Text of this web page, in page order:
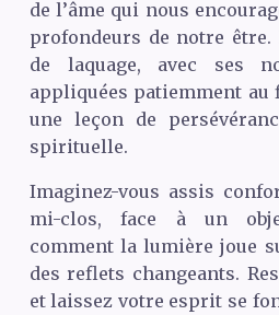
de l’âme qui nous
profondeurs de notre être.
de laquage, avec ses
appliquées patiemment
une leçon de
spirituelle.
Imaginez-vous assis
mi-clos, face à un
comment la lumière joue
des reflets changeants.
et laissez votre esprit se